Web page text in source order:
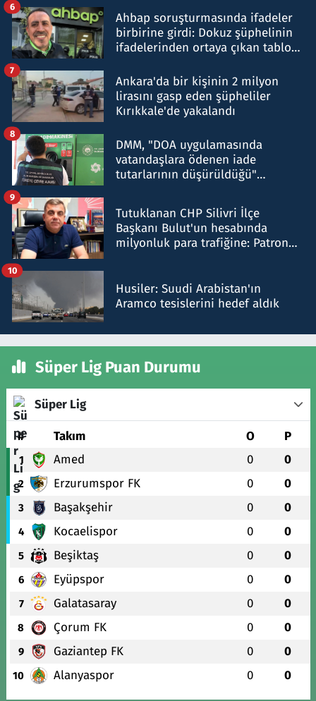
Ahbap soruşturmasında ifadeler
birbirine girdi: Dokuz şüphelinin
ifadelerinden ortaya çıkan tablo
6
Ankara'da bir kişinin 2 milyon
lirasını gasp eden şüpheliler
Kırıkkale'de yakalandı
7
DMM, "DOA uygulamasında
vatandaşlara ödenen iade
tutarlarının düşürüldüğü"
8
Tutuklanan CHP Silivri İlçe
Başkanı Bulut'un hesabında
milyonluk para trafiğine: Patron
9
Husiler: Suudi Arabistan'ın
Aramco tesislerini hedef aldık
10
Süper Lig Puan Durumu
Süper Lig
# Takım O P
1 Amed 0 0
2 Erzurumspor FK 0 0
3 Başakşehir 0 0
4 Kocaelispor 0 0
5 Beşiktaş 0 0
6 Eyüpspor 0 0
7 Galatasaray 0 0
8 Çorum FK 0 0
9 Gaziantep FK 0 0
10 Alanyaspor 0 0